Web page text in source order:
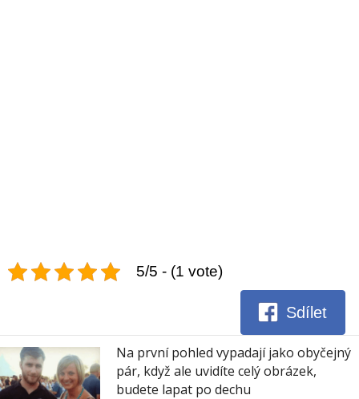
5/5 - (1 vote)
Sdílet
Na první pohled vypadají jako obyčejný
pár, když ale uvidíte celý obrázek,
budete lapat po dechu